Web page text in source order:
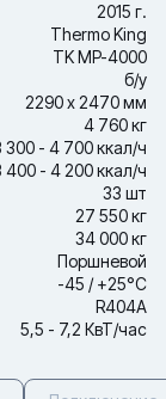
2015 г.
Thermo King
TK MP-4000
б/у
2290 х 2470 мм
4 760 кг
300 - 4 700 ккал/ч
400 - 4 200 ккал/ч
33 шт
27 550 кг
34 000 кг
Поршневой
-45 / +25°С
R404A
5,5 - 7,2 КвТ/час